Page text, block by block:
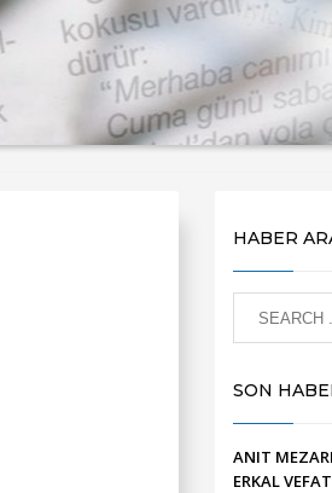
HABER
SON
ANIT
ERKAL